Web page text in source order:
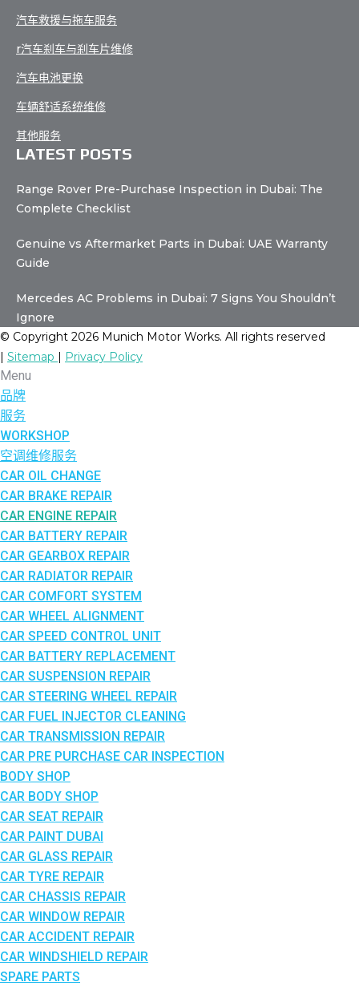
汽车救援与拖车服务
r汽车刹车与刹车片维修
汽车电池更换
车辆舒适系统维修
其他服务
LATEST POSTS
Range Rover Pre-Purchase Inspection in Dubai: The
Complete Checklist
Genuine vs Aftermarket Parts in Dubai: UAE Warranty
Guide
Mercedes AC Problems in Dubai: 7 Signs You Shouldn’t
Ignore
© Copyright 2026 Munich Motor Works. All rights reserved
Sitemap Privacy Policy
Menu
品牌
服务
WORKSHOP
空调维修服务
CAR OIL CHANGE
CAR BRAKE REPAIR
CAR ENGINE REPAIR
CAR BATTERY REPAIR
CAR GEARBOX REPAIR
CAR RADIATOR REPAIR
CAR COMFORT SYSTEM
CAR WHEEL ALIGNMENT
CAR SPEED CONTROL UNIT
CAR BATTERY REPLACEMENT
CAR SUSPENSION REPAIR
CAR STEERING WHEEL REPAIR
CAR FUEL INJECTOR CLEANING
CAR TRANSMISSION REPAIR
CAR PRE PURCHASE CAR INSPECTION
BODY SHOP
CAR BODY SHOP
CAR SEAT REPAIR
CAR PAINT DUBAI
CAR GLASS REPAIR
CAR TYRE REPAIR
CAR CHASSIS REPAIR
CAR WINDOW REPAIR
CAR ACCIDENT REPAIR
CAR WINDSHIELD REPAIR
SPARE PARTS